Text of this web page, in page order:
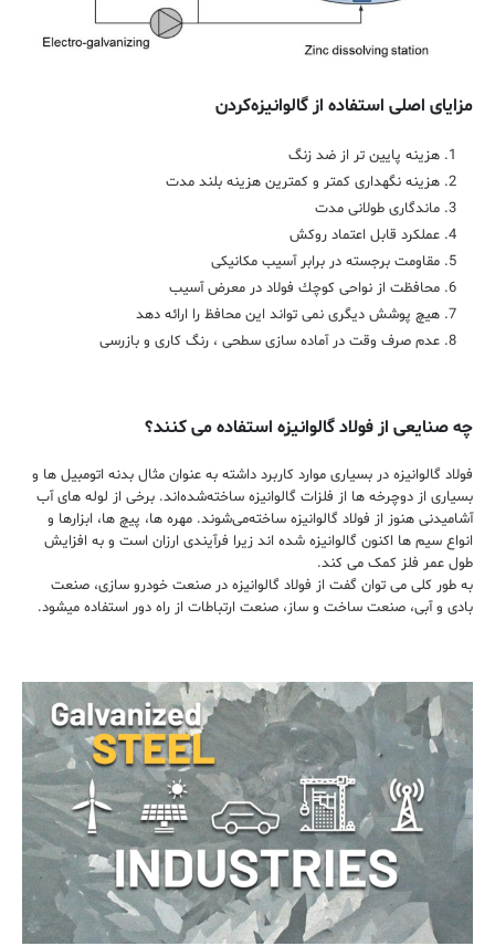
مزایای اصلی استفاده از گالوانیزه‌کردن
هزینه پایین تر از ضد زنگ
هزینه نگهداری کمتر و کمترین هزینه بلند مدت
ماندگاری طولانی مدت
عملکرد قابل اعتماد روکش
مقاومت برجسته در برابر آسیب مکانیکی
محافظت از نواحی كوچك فولاد در معرض آسیب
هیچ پوشش دیگری نمی تواند این محافظ را ارائه دهد
عدم صرف وقت در آماده سازی سطحی ، رنگ کاری و بازرسی
چه صنایعی از فولاد گالوانیزه استفاده می کنند؟
فولاد گالوانیزه در بسیاری موارد کاربرد داشته به عنوان مثال بدنه اتومبیل ها و
بسیاری از دوچرخه ها از فلزات گالوانیزه ساخته‌شده‌اند. برخی از لوله های آب
آشامیدنی هنوز از فولاد گالوانیزه ساخته‌می‌شوند. مهره ها، پیچ ها، ابزارها و
انواع سیم ها اکنون گالوانیزه شده اند زیرا فرآیندی ارزان است و به افزایش
طول عمر فلز کمک می کند.
به طور کلی می توان گفت از فولاد گالوانیزه در صنعت خودرو سازی، صنعت
بادی و آبی، صنعت ساخت و ساز، صنعت ارتباطات از راه دور استفاده میشود.